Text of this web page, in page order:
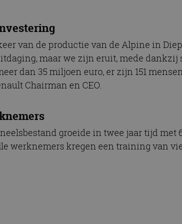
van de productie van de Alpine in
maar we zijn eruit, mede
dan 35 miljoen euro, er zijn 151
Chairman en CEO.
groeide in twee jaar tijd
werknemers kregen een training van